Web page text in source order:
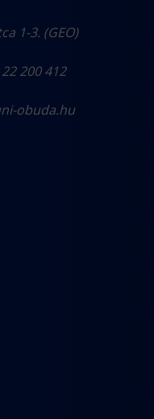
1-3. (GEO)
200 412
obuda.hu